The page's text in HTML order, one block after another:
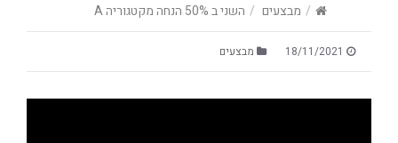
/ מבצעים / השני ב 50% הנחה מקטגוריה A
18/11/2021 מבצעים